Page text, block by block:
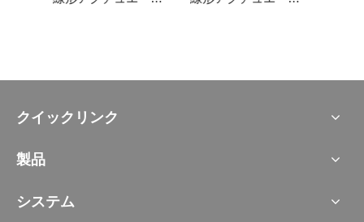
クイックリンク
製品
システム